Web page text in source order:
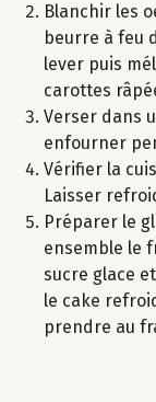
Blanchir les
beurre à feu
lever puis
carottes
Verser dans
enfourner
Vérifier la
Laisser
Préparer le
ensemble le
sucre glace
le cake
prendre au